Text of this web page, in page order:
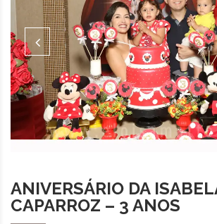
ANIVERSÁRIO DA
CAPARROZ – 3 ANOS